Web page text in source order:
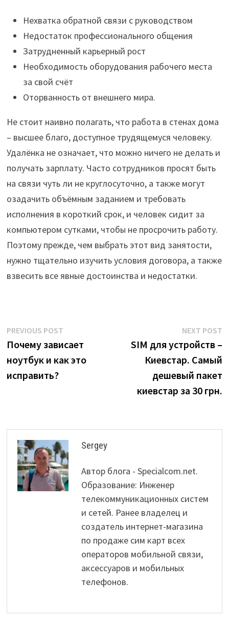
Нехватка обратной связи с руководством
Недостаток профессионального общения
Затрудненный карьерный рост
Необходимость оборудования рабочего места
за свой счёт
Оторванность от внешнего мира.
Не стоит наивно полагать, что работа в стенах дома
– высшее благо, доступное трудящемуся человеку.
Удалёнка не означает, что можно ничего не делать и
получать зарплату. Часто сотрудников просят быть
на связи чуть ли не круглосуточно, а также могут
озадачить объёмным заданием и требовать
исполнения в короткий срок, и человек сидит за
компьютером сутками, чтобы не просрочить работу.
Поэтому прежде, чем выбрать этот вид занятости,
нужно тщательно изучить условия договора, а также
взвесить все явные достоинства и недостатки.
Post
navigation
PREVIOUS POSTPrevious
post:
Почему зависает
ноутбук и как это
исправить?
NEXT POST
SIM для устройств –
Киевстар. Самый
дешевый пакет
киевстар за 30 грн.
Sergey
Автор блога - Specialcom.net.
Образование: Инженер
телекоммуникационных систем
и сетей. Ранее владелец и
создатель интернет-магазина
по продаже сим карт всех
операторов мобильной связи,
аксессуаров и мобильных
телефонов.